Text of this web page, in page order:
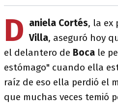
D aniela Cortés, la ex
Villa, aseguró hoy
el delantero de Boca le
estómago" cuando ella
raíz de eso ella perdió el
que muchas veces temió